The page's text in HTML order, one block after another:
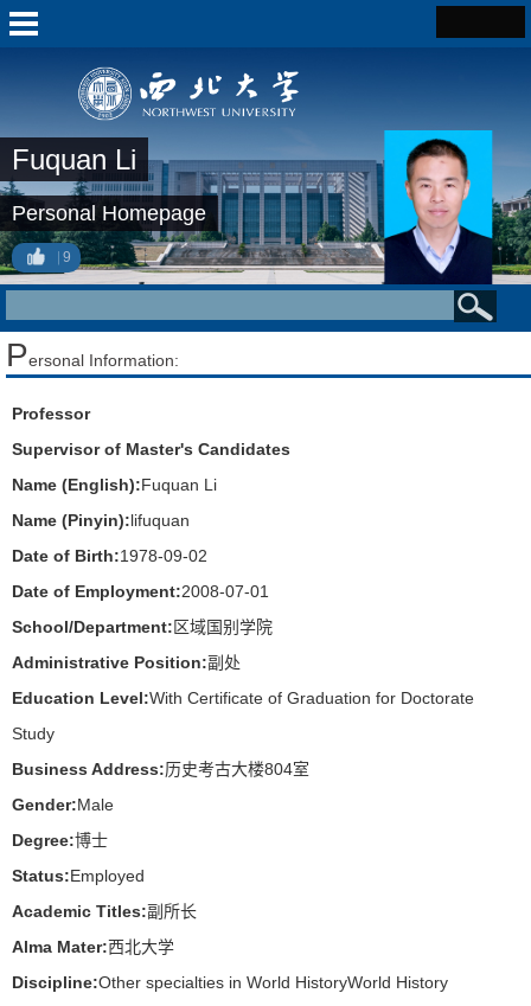
Fuquan Li
Personal Homepage
9
Personal Information:
Professor
Supervisor of Master's Candidates
Name (English):Fuquan Li
Name (Pinyin):lifuquan
Date of Birth:1978-09-02
Date of Employment:2008-07-01
School/Department:区域国别学院
Administrative Position:副处
Education Level:With Certificate of Graduation for Doctorate
Study
Business Address:历史考古大楼804室
Gender:Male
Degree:博士
Status:Employed
Academic Titles:副所长
Alma Mater:西北大学
Discipline:Other specialties in World HistoryWorld History